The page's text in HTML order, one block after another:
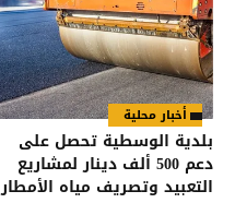
أخبار محلية
بلدية الوسطية تحصل على
دعم 500 ألف دينار لمشاريع
التعبيد وتصريف مياه الأمطار